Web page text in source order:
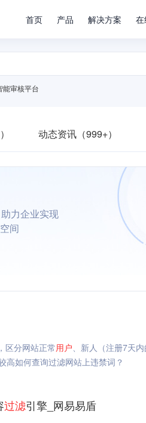
首页 产品 解决方案
能审核平台
动态资讯（999+）
力企业实现
间
区分网站正常用户、新人（注册7天内
高如何查询过滤网站上违禁词？
过滤引擎_网易易盾